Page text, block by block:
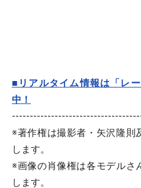
■リアルタイム情報は「レ
中！
※著作権は撮影者・矢沢隆則
します。
※画像の肖像権は各モデルさ
します。